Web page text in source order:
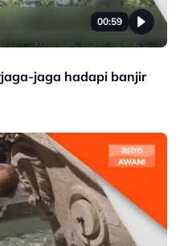
00:59
jaga hadapi banjir